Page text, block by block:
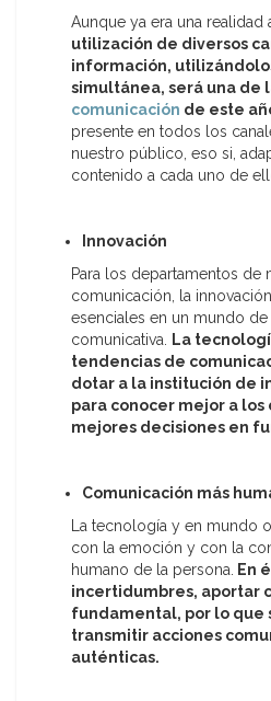
Aunque ya era una realidad
utilización de diversos
información,
simultánea, será una de
comunicación de este
presente en todos los
nuestro público, eso si,
contenido a cada uno de
Innovación
Para los departamentos de
comunicación, la
esenciales en un mundo de
comunicativa. La
tendencias de
dotar a la institución de
para conocer mejor a
mejores decisiones en
Comunicación más
La tecnología y en mundo
con la emoción y con la
humano de la persona. En
incertidumbres, aportar
fundamental, por lo que
transmitir acciones
auténticas.